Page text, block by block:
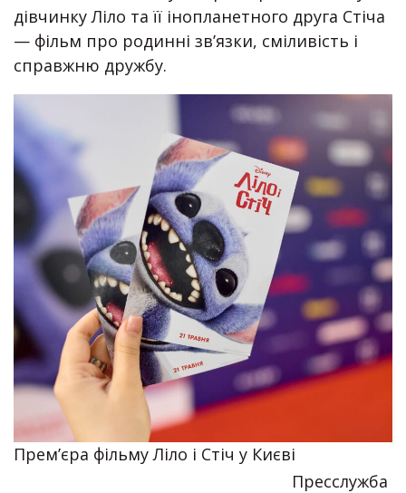
дівчинку Ліло та її інопланетного друга Стіча
— фільм про родинні зв’язки, сміливість і
справжню дружбу.
Прем’єра фільму Ліло і Стіч у Києві
Пресслужба